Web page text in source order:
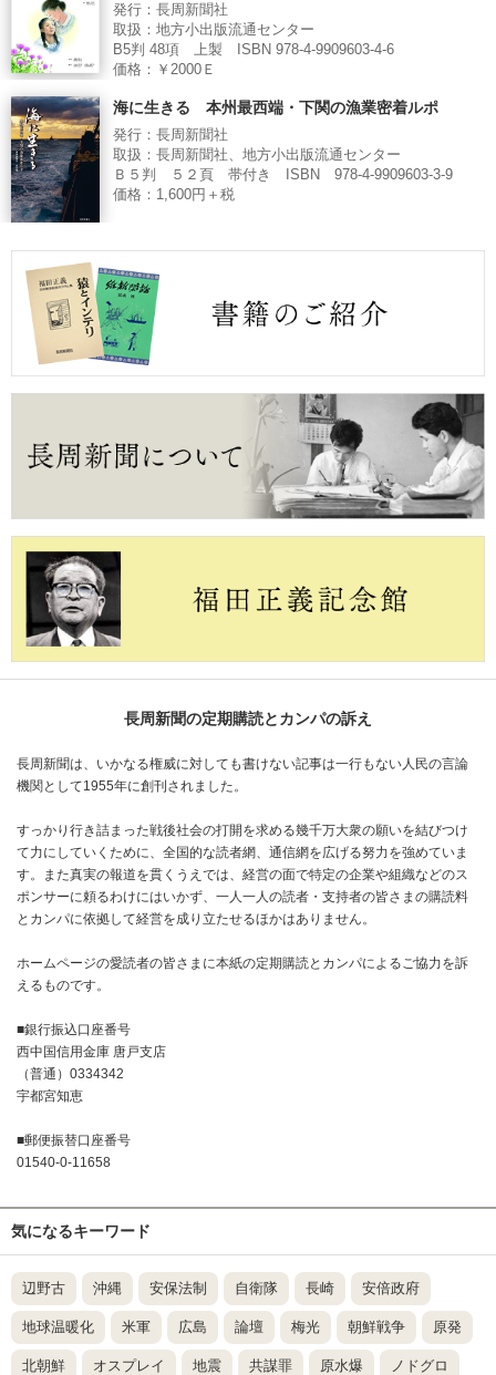
発行：長周新聞社
取扱：地方小出版流通センター
B5判 48項 上製 ISBN 978-4-9909603-4-6
価格：￥2000Ｅ
海に生きる 本州最西端・下関の漁業密着ルポ
発行：長周新聞社
取扱：長周新聞社、地方小出版流通センター
Ｂ５判 ５２頁 帯付き ISBN 978-4-9909603-3-9
価格：1,600円＋税
長周新聞の定期購読とカンパの訴え
長周新聞は、いかなる権威に対しても書けない記事は一行もない人民の言論
機関として1955年に創刊されました。
すっかり行き詰まった戦後社会の打開を求める幾千万大衆の願いを結びつけ
て力にしていくために、全国的な読者網、通信網を広げる努力を強めていま
す。また真実の報道を貫くうえでは、経営の面で特定の企業や組織などのス
ポンサーに頼るわけにはいかず、一人一人の読者・支持者の皆さまの購読料
とカンパに依拠して経営を成り立たせるほかはありません。
ホームページの愛読者の皆さまに本紙の定期購読とカンパによるご協力を訴
えるものです。
■銀行振込口座番号
西中国信用金庫 唐戸支店
（普通）0334342
宇都宮知恵
■郵便振替口座番号
01540-0-11658
気になるキーワード
辺野古 沖縄 安保法制 自衛隊 長崎 安倍政府
地球温暖化 米軍 広島 論壇 梅光 朝鮮戦争 原発
北朝鮮 オスプレイ 地震 共謀罪 原水爆 ノドグロ